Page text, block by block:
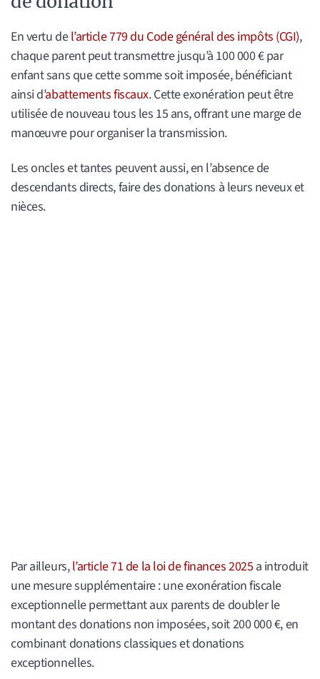
En vertu del’article 779 du Code général des impôts (CGI),
chaque parent peut transmettre jusqu’à 100 000 € par
enfant sans que cette somme soit imposée, bénéficiant
ainsi d’abattements fiscaux. Cette exonération peut être
utilisée de nouveau tous les 15 ans, offrant une marge de
manœuvre pour organiser la transmission.
Les oncles et tantes peuvent aussi, en l’absence de
descendants directs, faire des donations à leurs neveux et
nièces.
Par ailleurs,l’article 71 de la loi de finances 2025 a introduit
une mesure supplémentaire : une exonération fiscale
exceptionnelle permettant aux parents de doubler le
montant des donations non imposées, soit 200 000 €, en
combinant donations classiques et donations
exceptionnelles.